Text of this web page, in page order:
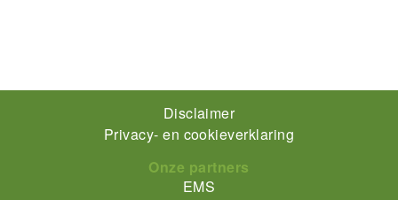
Disclaimer
Privacy- en cookieverklaring
Onze partners
EMS